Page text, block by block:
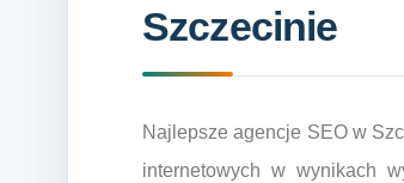
Szczecinie
Najlepsze agencje SEO w
internetowych w wynikach